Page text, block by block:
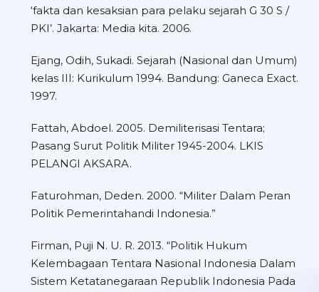
‘fakta dan kesaksian para pelaku sejarah G 30 S /
PKI’. Jakarta: Media kita. 2006.
Ejang, Odih, Sukadi. Sejarah (Nasional dan Umum)
kelas III: Kurikulum 1994. Bandung: Ganeca Exact.
1997.
Fattah, Abdoel. 2005. Demiliterisasi Tentara;
Pasang Surut Politik Militer 1945-2004. LKIS
PELANGI AKSARA.
Faturohman, Deden. 2000. “Militer Dalam Peran
Politik Pemerintahandi Indonesia.”
Firman, Puji N. U. R. 2013. “Politik Hukum
Kelembagaan Tentara Nasional Indonesia Dalam
Sistem Ketatanegaraan Republik Indonesia Pada